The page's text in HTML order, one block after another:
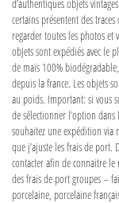
d’authentiques objets
certains présentent des
regarder toutes les photos
objets sont expédiés avec le
de maïs 100%
depuis la france. Les objets
au poids. Important: si vous
de sélectionner l’option
souhaitez une expédition via
que j’ajuste les frais de
contacter afin de connaitre
des frais de port groupes –
porcelaine, porcelaine